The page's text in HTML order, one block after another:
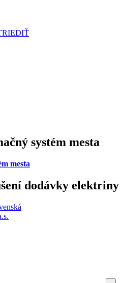
systém mesta
mesta
dodávky elektriny